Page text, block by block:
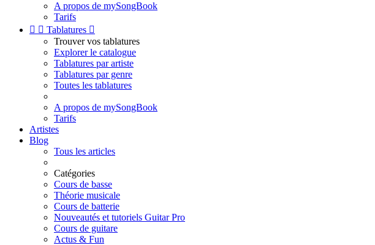
A propos de mySongBook
Tarifs
  Tablatures 
Trouver vos tablatures
Explorer le catalogue
Tablatures par artiste
Tablatures par genre
Toutes les tablatures
A propos de mySongBook
Tarifs
Artistes
Blog
Tous les articles
Catégories
Cours de basse
Théorie musicale
Cours de batterie
Nouveautés et tutoriels Guitar Pro
Cours de guitare
Actus & Fun